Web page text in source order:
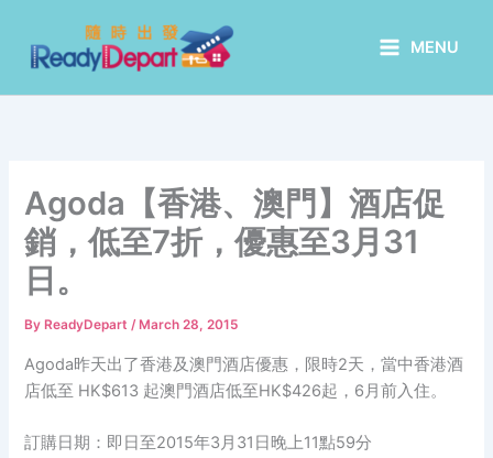
content
MENU
Agoda【香港、澳門】酒店促
銷，低至7折，優惠至3月31
日。
By ReadyDepart/ March 28, 2015
Agoda昨天出了香港及澳門酒店優惠，限時2天，當中香港酒
店低至 HK$613 起澳門酒店低至HK$426起，6月前入住。
訂購日期：即日至2015年3月31日晚上11點59分